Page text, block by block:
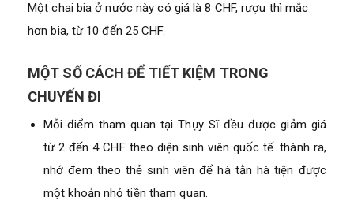
Một chai bia ở nước này có giá là 8 CHF, rượu thì mắc
hơn bia, từ 10 đến 25 CHF.
MỘT SỐ CÁCH ĐỂ TIẾT KIỆM TRONG
CHUYẾN ĐI
Mỗi điểm tham quan tại Thụy Sĩ đều được giảm giá
từ 2 đến 4 CHF theo diện sinh viên quốc tế. thành ra,
nhớ đem theo thẻ sinh viên để hà tằn hà tiện được
một khoản nhỏ tiền tham quan.